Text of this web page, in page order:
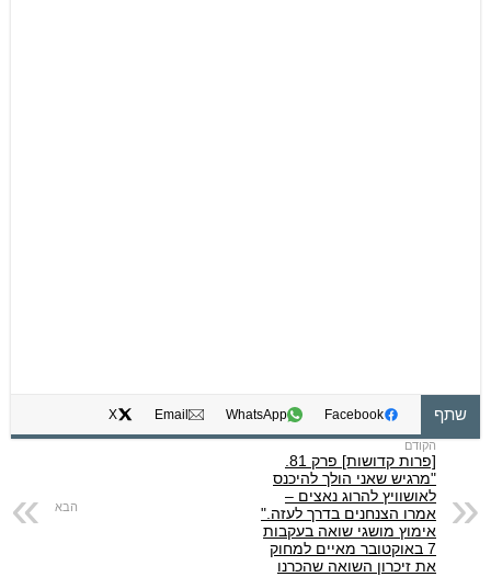
שתף Facebook
WhatsApp
Email
X
"מרגיש שאני הולך להיכנס
לאושוויץ להרוג נאצים –
אמרו הצנחנים בדרך לעזה."
אימוץ מושגי שואה בעקבות
7 באוקטובר מאיים למחוק
את זיכרון השואה שהכרנו